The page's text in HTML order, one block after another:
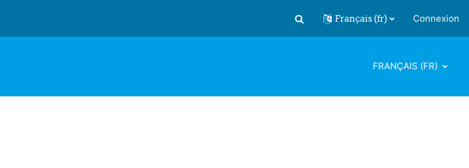
Activer/désactiver la saisie de
Français ‎(fr)‎ Connexion
FRANÇAIS ‎(FR)‎